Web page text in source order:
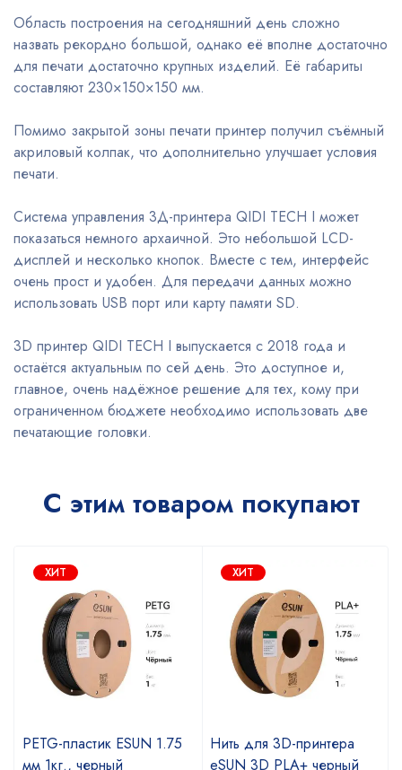
Область построения на сегодняшний день сложно
назвать рекордно большой, однако её вполне достаточно
для печати достаточно крупных изделий. Её габариты
составляют 230×150×150 мм.
Помимо закрытой зоны печати принтер получил съёмный
акриловый колпак, что дополнительно улучшает условия
печати.
Система управления 3Д-принтера QIDI TECH I может
показаться немного архаичной. Это небольшой LCD-
дисплей и несколько кнопок. Вместе с тем, интерфейс
очень прост и удобен. Для передачи данных можно
использовать USB порт или карту памяти SD.
3D принтер QIDI TECH I выпускается с 2018 года и
остаётся актуальным по сей день. Это доступное и,
главное, очень надёжное решение для тех, кому при
ограниченном бюджете необходимо использовать две
печатающие головки.
С этим товаром покупают
ХИТ
PETG-пластик ESUN 1.75
мм 1кг., черный
ХИТ
Нить для 3D-принтера
eSUN 3D PLA+ черный